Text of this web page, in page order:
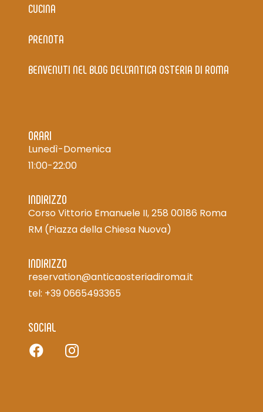
CUCINA
PRENOTA
BENVENUTI NEL BLOG DELL’ANTICA OSTERIA DI ROMA
ORARI
Lunedì-Domenica
11:00-22:00
INDIRIZZO
Corso Vittorio Emanuele II, 258 00186 Roma
RM (Piazza della Chiesa Nuova)
INDIRIZZO
reservation@anticaosteriadiroma.it
tel: +39 0665493365
SOCIAL